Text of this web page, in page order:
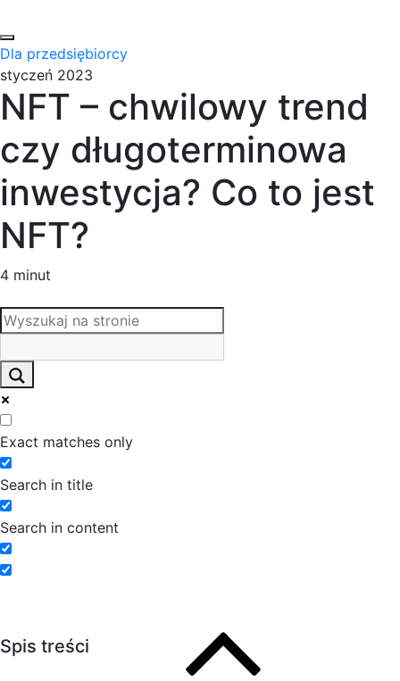
Dla przedsiębiorcy
styczeń 2023
NFT – chwilowy trend
czy długoterminowa
inwestycja? Co to jest
NFT?
4 minut
Exact matches only
Search in title
Search in content
Spis treści